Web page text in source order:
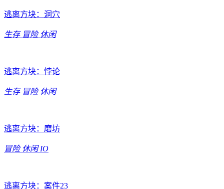
逃离方块：洞穴
生存 冒险 休闲
逃离方块：悖论
生存 冒险 休闲
逃离方块：磨坊
冒险 休闲 IO
逃离方块：案件23